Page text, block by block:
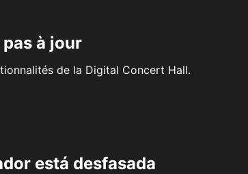
à jour
de la Digital Concert Hall.
está desfasada